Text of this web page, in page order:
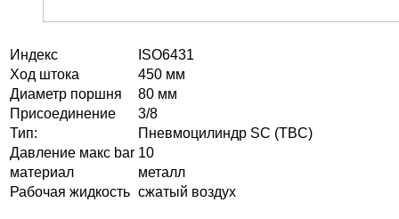
Индекс
ISO6431
Ход штока
450 мм
Диаметр поршня
80 мм
Присоединение
3/8
Тип:
Пневмоцилиндр SC (TBC)
Давление макс bar 10
материал
металл
Рабочая жидкость сжатый воздух